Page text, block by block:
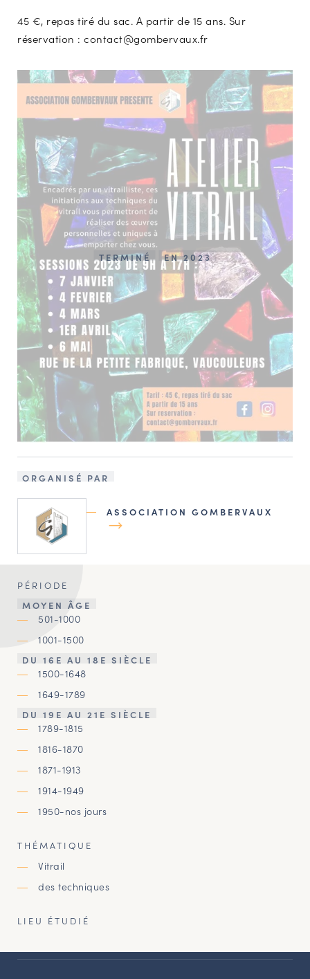
Comité d'Histoire Régionale
VOUS ÊTES…
Amateurs d’histoire et de patrimoine
Responsables de structures
Étudiants & chercheurs
45 €, repas tiré du sac. A partir de 15 ans. Sur
réservation : contact@gombervaux.fr
TERMINÉ EN 2023
ORGANISÉ PAR
ASSOCIATION GOMBERVAUX
PÉRIODE
MOYEN ÂGE
501-1000
1001-1500
DU 16E AU 18E SIÈCLE
1500-1648
1649-1789
DU 19E AU 21E SIÈCLE
1789-1815
1816-1870
1871-1913
1914-1949
1950-nos jours
THÉMATIQUE
Vitrail
des techniques
LIEU ÉTUDIÉ